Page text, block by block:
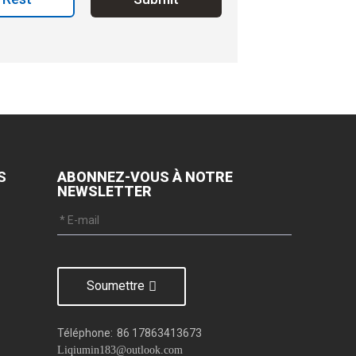
ABONNEZ-VOUS À NOTRE
NEWSLETTER
Soumettre
Téléphone: 86 17863413673
Liqiumin183@outlook.com